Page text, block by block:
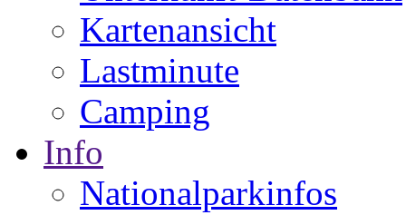
Kartenansicht
Lastminute
Camping
Info
Nationalparkinfos